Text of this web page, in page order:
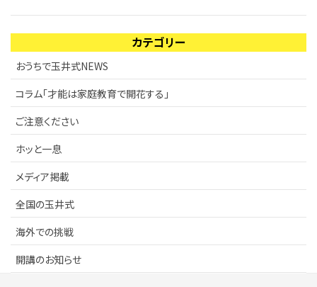
KIWAMI AAA+ 中学生の 図形の極
KIWAMI AAA+ 中学生の 代数の極
KIWAMI AAA+ 数学の悟
Eeそろばん
海外での挑戦
カテゴリー
おうちで玉井式NEWS
コラム「才能は家庭教育で開花する」
ご注意ください
ホッと一息
メディア掲載
全国の玉井式
海外での挑戦
開講のお知らせ